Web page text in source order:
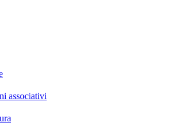
associativi